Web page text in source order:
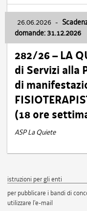
26.06.2026 -
domande: 31.12.2026
282/26 – LA
di Servizi alla
di
(18 ore
ASP La Quiete
istruzioni per gli enti
per pubblicare i bandi di
utilizzare l'e-mail